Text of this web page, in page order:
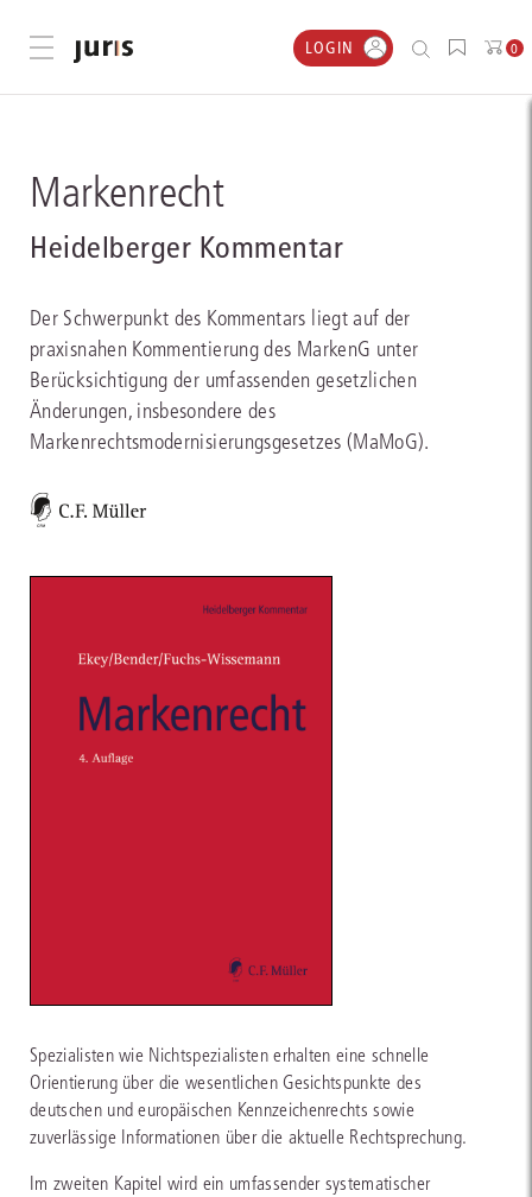
Menü öffnen LOGIN 0
Markenrecht
Heidelberger Kommentar
Der Schwerpunkt des Kommentars liegt auf der
praxisnahen Kommentierung des MarkenG unter
Berücksichtigung der umfassenden gesetzlichen
Änderungen, insbesondere des
Markenrechtsmodernisierungsgesetzes (MaMoG).
Spezialisten wie Nichtspezialisten erhalten eine schnelle
Orientierung über die wesentlichen Gesichtspunkte des
deutschen und europäischen Kennzeichenrechts sowie
zuverlässige Informationen über die aktuelle Rechtsprechung.
Im zweiten Kapitel wird ein umfassender systematischer